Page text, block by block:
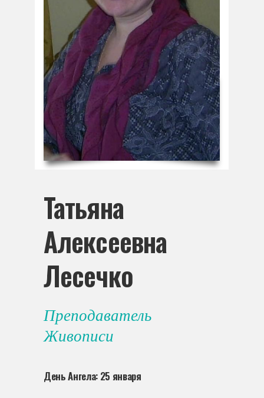
Татьяна
Алексеевна
Лесечко
Преподаватель
Живописи
День Ангела: 25 января